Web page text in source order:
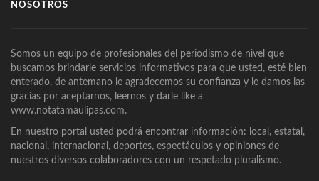
NOSOTROS
Somos un equipo de profesionales del periodismo de nivel que
buscamos brindarle servicios informativos para que usted, esté bien
enterado, de antemano le agradecemos su confianza y le damos las
gracias por aceptarnos, leernos y darle like a
www.notatamaulipas.com.
En nuestro portal usted podrá encontrar información: local, estatal,
nacional, internacional, deportes, espectáculos y opiniones de
nuestros diversos colaboradores con un respetado pluralismo.